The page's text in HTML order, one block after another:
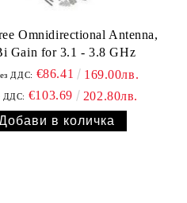
Omnidirectional Antenna,
Gain for 3.1 - 3.8 GHz
ДДС: €86.41 169.00лв.
ДДС: €103.69 202.80лв.